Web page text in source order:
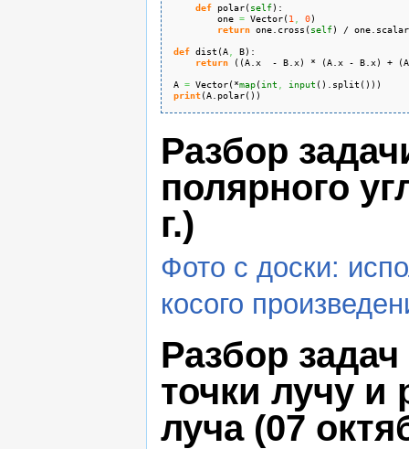
def polar(self) :
one = Vector(1 0)
return one. cross (self) / one. scalar
def dist (A, B) :
return
( (A. x - B. x) * (A. x - B. x) + (
A = Vector(*map(int input ( ) split ( ) ) )
print(A. polar( ) )
Разбор
полярного
г.)
Фото с доски:
косого
Разбор
точки лучу и
луча (07